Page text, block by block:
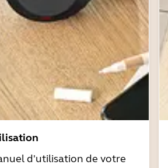
d'utilisation de votre